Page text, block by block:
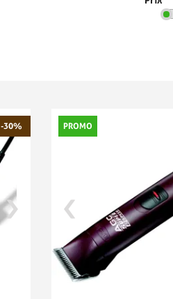
-30% PROMO